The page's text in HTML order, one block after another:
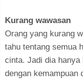
Kurang wawasan
Orang yang kurang
tahu tentang semua
cinta. Jadi dia
dengan kemampuan